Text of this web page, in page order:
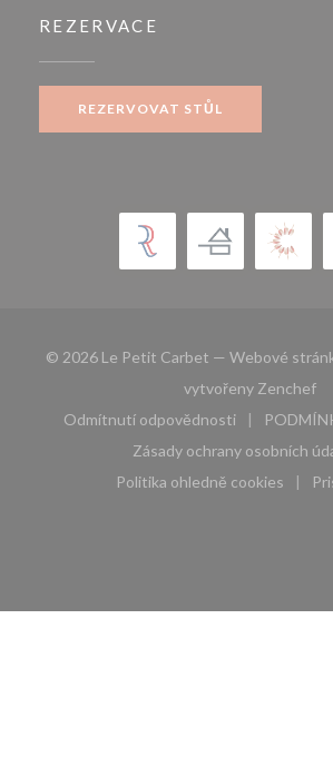
REZERVACE
REZERVOVAT STŮL
© 2026 Le Petit Carbet — Webové
vytvořeny Zenchef
Odmítnutí odpovědnosti
((otevře se v novém
Zásady ochrany osobních
((otevře
Politika ohledně cookies
((otevře se v